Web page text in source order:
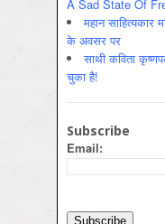
A Sad State Of
महान साहित्यकार
के अवसर पर
साथी कविता
चुका है!
Subscribe
Email: